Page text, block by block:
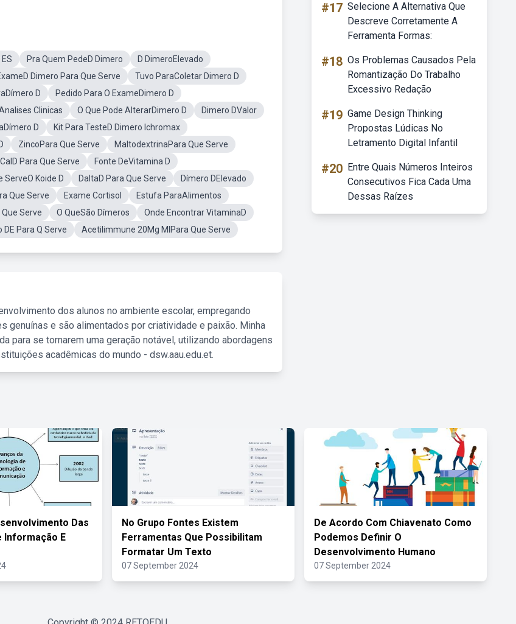
Pra Quem PedeD Dimero
D DimeroElevado
Dimero Para Que Serve
Tuvo ParaColetar Dimero D
D
Pedido Para O ExameDimero D
Clinicas O Que Pode AlterarDimero D
Dimero DValor
D
Kit Para TesteD Dimero Ichromax
ZincoPara Que Serve
MaltodextrinaPara Que Serve
Para Que Serve
Fonte DeVitamina D
ServeO Koide D DaltaD Para Que Serve
Dímero DElevado
Que Serve Exame Cortisol
Estufa ParaAlimentos
Serve O QueSão Dímeros
Onde Encontrar VitaminaD
DE Para Q Serve Acetilimmune 20Mg MlPara Que Serve
dos alunos no ambiente escolar, empregando
genuínas e são alimentados por criatividade e paixão. Minha
para se tornarem uma geração notável, utilizando abordagens
acadêmicas do mundo - dsw.aau.edu.et.
#17 Selecione A Alternativa Que
Descreve Corretamente A
Ferramenta Formas:
#18 Os Problemas Causados Pela
Romantização Do Trabalho
Excessivo Redação
#19 Game Design Thinking
Propostas Lúdicas No
Letramento Digital Infantil
#20 Entre Quais Números Inteiros
Consecutivos Fica Cada Uma
Dessas Raízes
Das
Informação E
No Grupo Fontes Existem
Ferramentas Que Possibilitam
Formatar Um Texto
07 September 2024
De Acordo Com Chiavenato Como
Podemos Definir O
Desenvolvimento Humano
07 September 2024